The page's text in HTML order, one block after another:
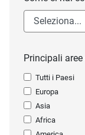
Principali
Tutti i Paesi
Europa
Asia
Africa